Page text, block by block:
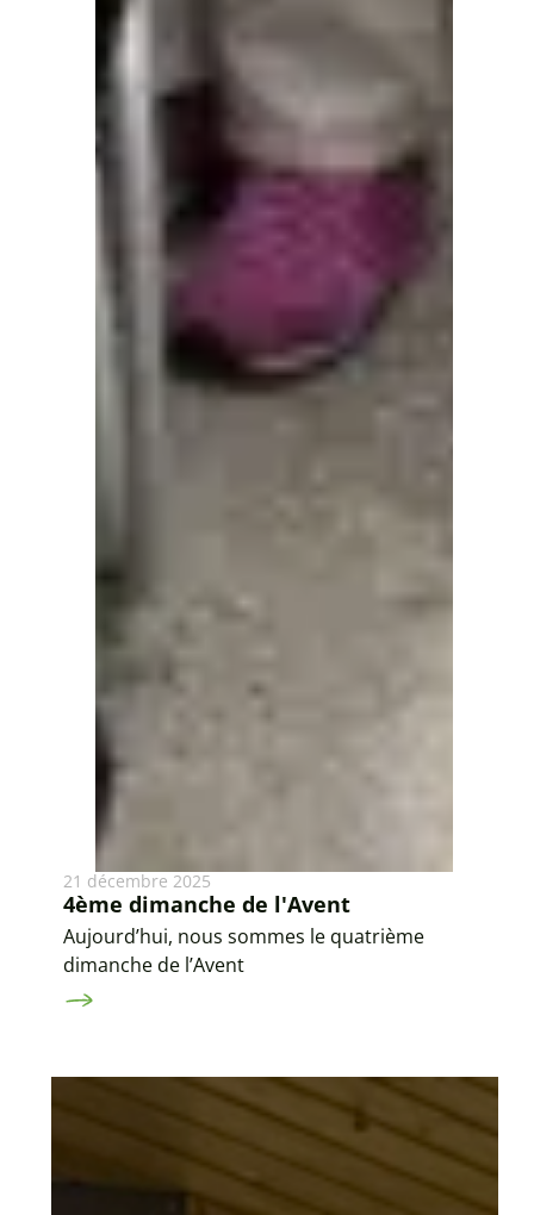
21 décembre 2025
4ème dimanche de l'Avent
Aujourd’hui, nous sommes le quatrième
dimanche de l’Avent